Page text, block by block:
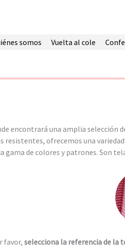
somos Vuelta al cole
encontrará una amplia selección
ofrecemos una
de colores y patrones. Son
favor, selecciona la referencia de la